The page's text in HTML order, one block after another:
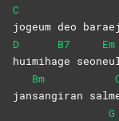
C
jogeum deo
D
huimiha
B7
ge seon
Em
jan
Bm
sangiran salm
G